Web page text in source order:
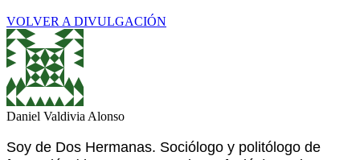
VOLVER A DIVULGACIÓN
Daniel Valdivia Alonso
Soy de Dos Hermanas. Sociólogo y politólogo de